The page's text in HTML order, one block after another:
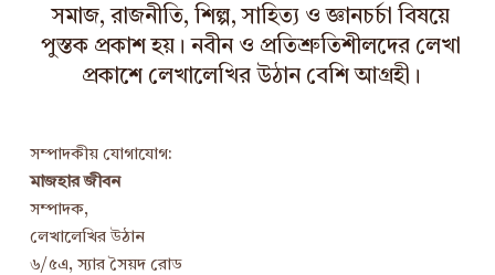
সমাজ, রাজনীতি, শিল্প, সাহিত্য ও জ্ঞানচর্চা বিষয়ে
পুস্তক প্রকাশ হয়। নবীন ও প্রতিশ্রুতিশীলদের লেখা
প্রকাশে লেখালেখির উঠান বেশি আগ্রহী।
সম্পাদকীয় যোগাযোগ:
মাজহার জীবন
সম্পাদক,
লেখালেখির উঠান
৬/৫এ, স্যার সৈয়দ রোড